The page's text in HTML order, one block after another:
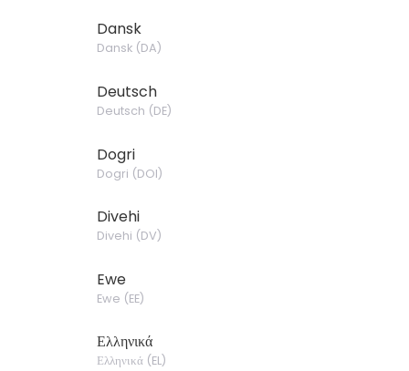
Dansk
Dansk(DA)
Deutsch
Deutsch (DE)
Dogri
Dogri (DOI)
Divehi
Divehi (DV)
Ewe
Ewe (EE)
Ελληνικά
Ελληνικά(EL)